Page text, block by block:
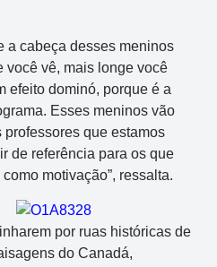
a cabeça desses meninos
você vê, mais longe você
efeito dominó, porque é a
Esses meninos vão
que estamos
de referência para os que
motivação”, ressalta.
por ruas históricas de
do Canadá,